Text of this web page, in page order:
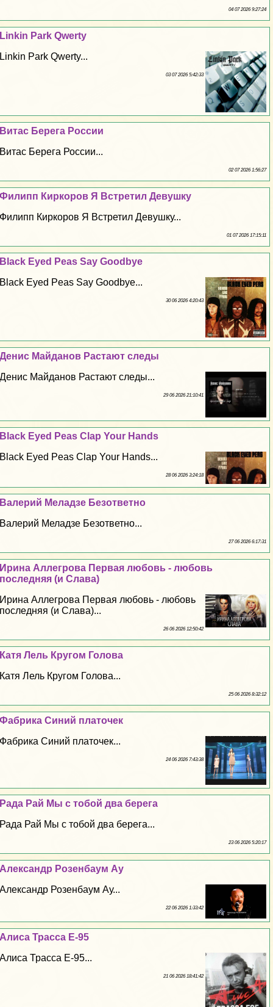
04 07 2026 9:27:24
Linkin Park Qwerty
Linkin Park Qwerty...
03 07 2026 5:42:33
Витас Берега России
Витас Берега России...
02 07 2026 1:56:27
Филипп Киркоров Я Встретил Дeвyшку
Филипп Киркоров Я Встретил Дeвyшку...
01 07 2026 17:15:11
Black Eyed Peas Say Goodbye
Black Eyed Peas Say Goodbye...
30 06 2026 4:20:43
Денис Майданов Растают следы
Денис Майданов Растают следы...
29 06 2026 21:10:41
Black Eyed Peas Clap Your Hands
Black Eyed Peas Clap Your Hands...
28 06 2026 3:24:18
Валерий Меладзе Безответно
Валерий Меладзе Безответно...
27 06 2026 6:17:31
Ирина Аллегрова Первая любовь - любовь
последняя (и Слава)
Ирина Аллегрова Первая любовь - любовь
последняя (и Слава)...
26 06 2026 12:50:42
Катя Лель Кругом Голова
Катя Лель Кругом Голова...
25 06 2026 8:32:12
Фабрика Синий платочек
Фабрика Синий платочек...
24 06 2026 7:43:38
Рада Рай Мы с тобой два берега
Рада Рай Мы с тобой два берега...
23 06 2026 5:20:17
Александр Розенбаум Ау
Александр Розенбаум Ау...
22 06 2026 1:33:42
Алиса Трасса Е-95
Алиса Трасса Е-95...
21 06 2026 18:41:42